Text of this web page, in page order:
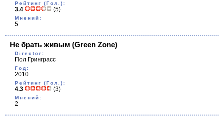
Рейтинг (Гол.):
3.4 (5)
Мнений:
5
Не брать живым (Green Zone)
Director:
Пол Гринграсс
Год:
2010
Рейтинг (Гол.):
4.3 (3)
Мнений:
2